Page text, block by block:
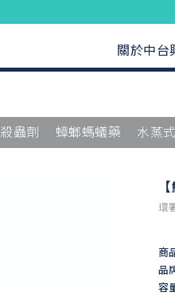
關於中台
殺蟲劑 蟑螂螞蟻藥 水蒸
環
商
品
容